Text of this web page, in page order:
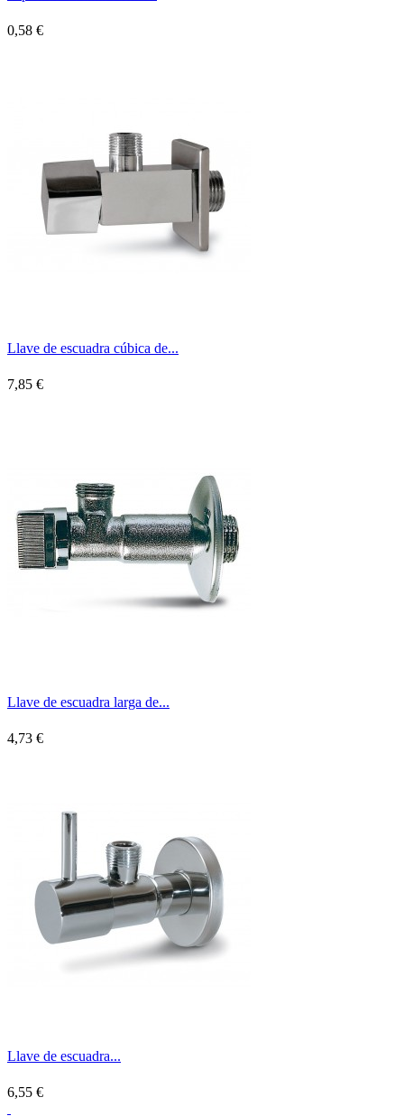
0,58 €
Llave de escuadra cúbica de...
7,85 €
Llave de escuadra larga de...
4,73 €
Llave de escuadra...
6,55 €